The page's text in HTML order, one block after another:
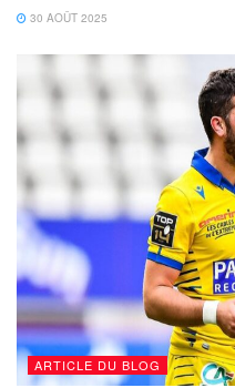
30 AOÛT 2025
ARTICLE DU BLOG